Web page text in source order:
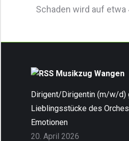
Schaden wird auf
Musikzug Wangen
Dirigent/Dirigentin (m/w/d)
Lieblingsstücke des
Emotionen
20. April 2026